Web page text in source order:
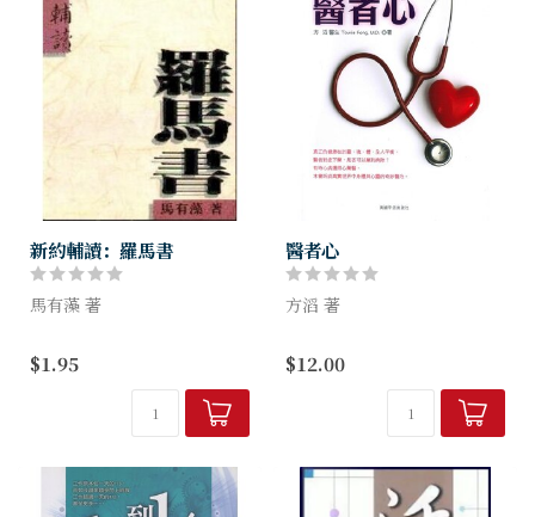
新約輔讀：羅馬書
馬有藻 著
以期助查考神話語者，對全書
主題地發揮或對上下文思路的
聯繫有更確定的瞭解。
$1.95
醫者心
方滔 著
人心靈，更以聖經話語引導，
使其找到靈魂的拯救。全書在
《號角》月刊連載經年，成為
最受歡迎的專欄之一。
$12.00